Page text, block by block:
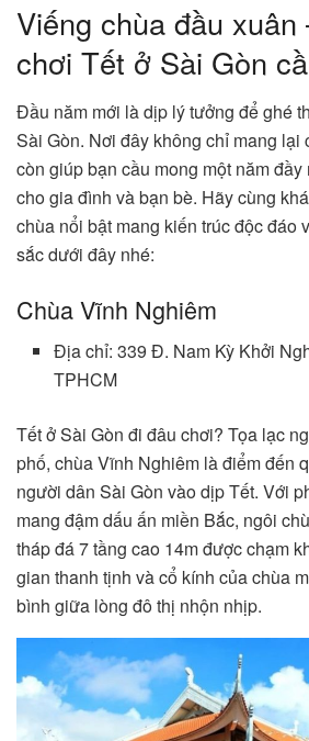
Viếng chùa đầu
chơi Tết ở Sài Gòn
Đầu năm mới là dịp lý tưởng để ghé
Sài Gòn. Nơi đây không chỉ mang lại
còn giúp bạn cầu mong một năm đầy
cho gia đình và bạn bè. Hãy cùng
chùa nổi bật mang kiến trúc độc đáo
sắc dưới đây nhé:
Chùa Vĩnh Nghiêm
Địa chỉ: 339 Đ. Nam Kỳ Khởi
TPHCM
Tết ở Sài Gòn đi đâu chơi? Tọa lạc
phố, chùa Vĩnh Nghiêm là điểm đến
người dân Sài Gòn vào dịp Tết. Với
mang đậm dấu ấn miền Bắc, ngôi
tháp đá 7 tầng cao 14m được chạm
gian thanh tịnh và cổ kính của chùa
bình giữa lòng đô thị nhộn nhịp.